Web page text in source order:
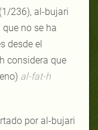
236), al-bujari
no se ha
desde el
considera que
al-fat-h
por al-bujari